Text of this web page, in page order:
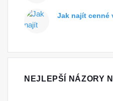
Jak najít cenné
NEJLEPŠÍ NÁZORY